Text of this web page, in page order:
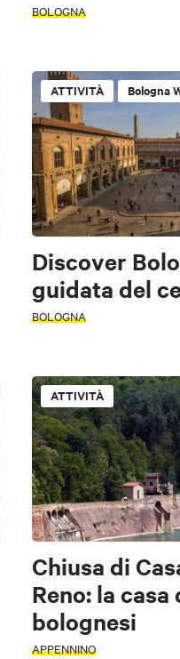
BOLOGNA
ATTIVITÀ Bologna
Discover
guidata del
BOLOGNA
ATTIVITÀ
Chiusa di
Reno: la
bolognesi
APPENNINO